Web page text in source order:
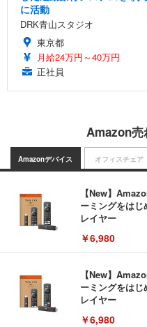
に活動
DRK青山スタジオ
東京都
月給24万円～40万円
正社員
Amazon売
Amazonデバイス
【New】
ーミングをは
レイヤー
￥6,980
【New】
ーミングをは
レイヤー
￥6,980
オフィスチェア